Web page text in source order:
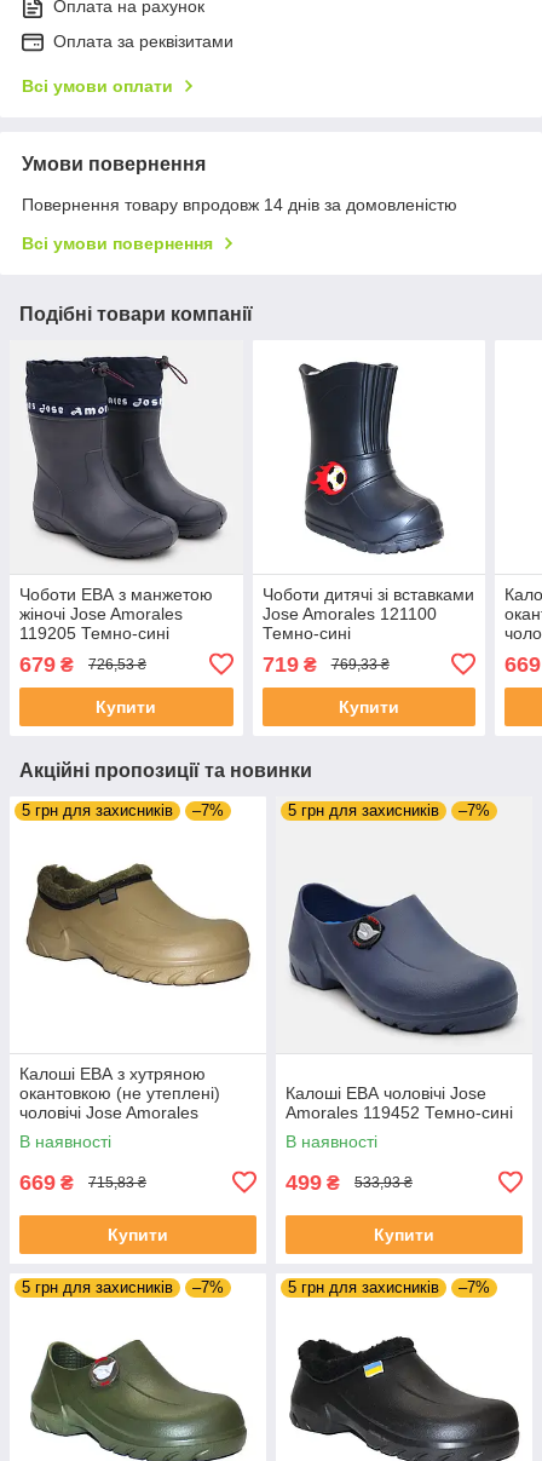
Оплата на рахунок
Оплата за реквізитами
Всі умови оплати
Умови повернення
Повернення товару впродовж 14 днів за домовленістю
Всі умови повернення
Подібні товари компанії
Чоботи ЕВА з манжетою
жіночі Jose Amorales
119205 Темно-сині
679 ₴ 726,53 ₴
Купити
Чоботи дитячі зі вставками
Jose Amorales 121100
Темно-сині
719₴ 769,33 ₴
Купити
669
Акційні пропозиції та новинки
5 грн для захисників –7%
Калоші ЕВА з хутряною
окантовкою (не утеплені)
чоловічі Jose Amorales
119758 Бежеві
В наявності
669 ₴ 715,83 ₴
Купити
5 грн для захисників –7%
Калоші ЕВА чоловічі Jose
Amorales 119452 Темно-сині
В наявності
499 ₴ 533,93 ₴
Купити
5 грн для захисників –7% 5 грн для захисників –7%